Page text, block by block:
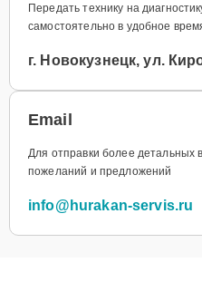
Передать технику на
самостоятельно в удобное
г. Новокузнецк, ул.
Email
Для отправки более детальных
пожеланий и предложений
info@hurakan-servis.ru